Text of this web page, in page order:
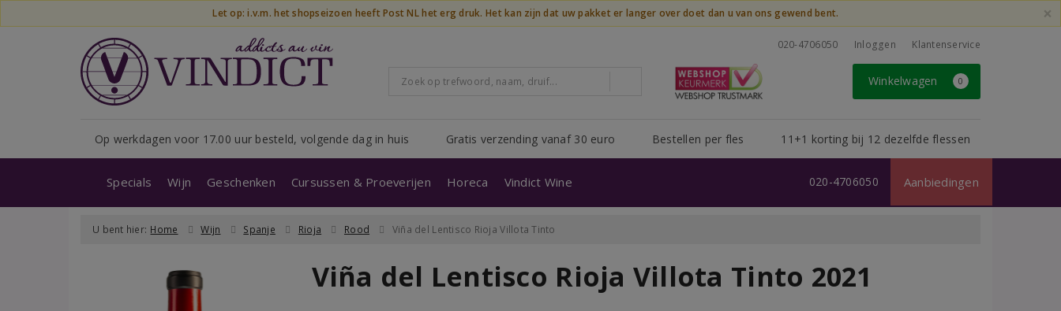
Let op: i.v.m. het shopseizoen heeft Post NL het erg druk. Het kan zijn dat uw pakket er langer over doet dan u van ons gewend bent. ×
020-4706050 Inloggen Klantenservice
Winkelwagen 0
Op werkdagen voor 17.00 uur besteld, volgende dag in huis Gratis verzending vanaf 30 euro Bestellen per fles 11+1 korting bij 12 dezelfde flessen
Specials Wijn Geschenken Cursussen & Proeverijen Horeca Vindict Wine Aanbiedingen
020-4706050
U bent hier: Home Wijn Spanje Rioja Rood Viña del Lentisco Rioja Villota Tinto
Viña del Lentisco Rioja Villota Tinto 2021